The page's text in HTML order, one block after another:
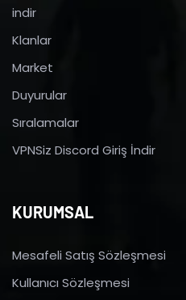
indir
Klanlar
Market
Duyurular
Sıralamalar
VPNSiz Discord Giriş İndir
KURUMSAL
Mesafeli Satış Sözleşmesi
Kullanıcı Sözleşmesi